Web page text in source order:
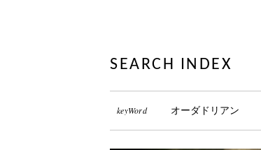
SEARCH INDEX
keyWord オーダドリアン